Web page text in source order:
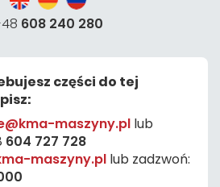
608 240 280
części do tej
maszyny.pl lub
604 727 728
maszyny.pl lub zadzwoń: